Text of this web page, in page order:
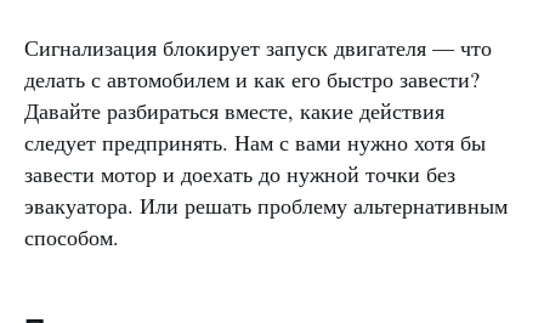
Сигнализация блокирует запуск двигателя — что
делать с автомобилем и как его быстро завести?
Давайте разбираться вместе, какие действия
следует предпринять. Нам с вами нужно хотя бы
завести мотор и доехать до нужной точки без
эвакуатора. Или решать проблему альтернативным
способом.